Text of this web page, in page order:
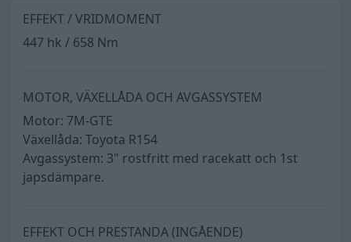
EFFEKT / VRIDMOMENT
447 hk / 658 Nm
MOTOR, VÄXELLÅDA OCH AVGASSYSTEM
Motor: 7M-GTE
Växellåda: Toyota R154
Avgassystem: 3" rostfritt med racekatt och 1st
japsdämpare.
EFFEKT OCH PRESTANDA (INGÅENDE)